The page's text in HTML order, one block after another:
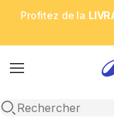
Profitez de la
Menu
Open search